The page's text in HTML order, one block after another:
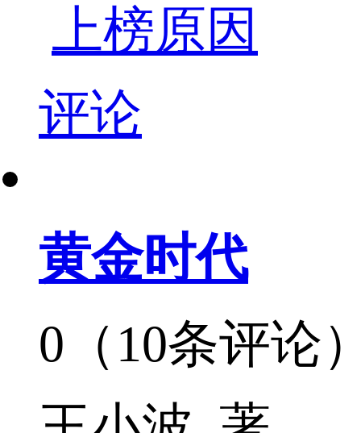
上榜原因
评论
黄金时代
0（10条评论